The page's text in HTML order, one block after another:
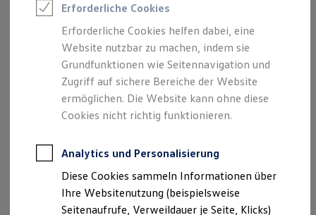
Elektroauto Leasing
Kleinwagen-Leasing
Leasing ohne Anzahlung
Finanzierung
Autokredit mit Schlussrate
Versicherungen und Garantien
Kfz-Versicherung
Restschuldversicherungen
Garantien
Professional Class bei Volkswagen
Behörden
Direktkunden
Sonderfahrzeuge
Erforderliche Cookies
Erforderliche Cookies helfen dabei, eine
Website nutzbar zu machen, indem sie
Grundfunktionen wie Seitennavigation und
Zugriff auf sichere Bereiche der Website
ermöglichen. Die Website kann ohne diese
Cookies nicht richtig funktionieren.
Analytics und Personalisierung
Diese Cookies sammeln Informationen über
Ihre Websitenutzung (beispielsweise
Seitenaufrufe, Verweildauer je Seite, Klicks)